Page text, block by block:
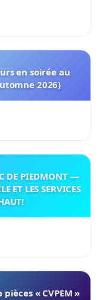
en soirée au
2026)
DE PIEDMONT —
ET LES SERVICES
« CVPEM »